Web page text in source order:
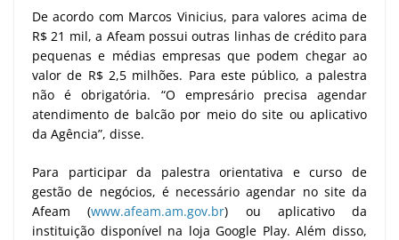
De acordo com Marcos Vinicius, para valores acima de
R$ 21 mil, a Afeam possui outras linhas de crédito para
pequenas e médias empresas que podem chegar ao
valor de R$ 2,5 milhões. Para este público, a palestra
não é obrigatória. “O empresário precisa agendar
atendimento de balcão por meio do site ou aplicativo
da Agência”, disse.
Para participar da palestra orientativa e curso de
gestão de negócios, é necessário agendar no site da
Afeam (www.afeam.am.gov.br) ou aplicativo da
instituição disponível na loja Google Play. Além disso,